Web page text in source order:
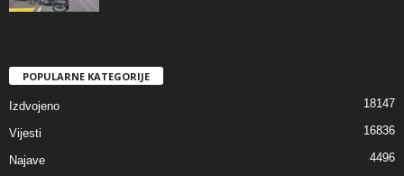
POPULARNE KATEGORIJE
Izdvojeno 18147
Vijesti 16836
Najave 4496